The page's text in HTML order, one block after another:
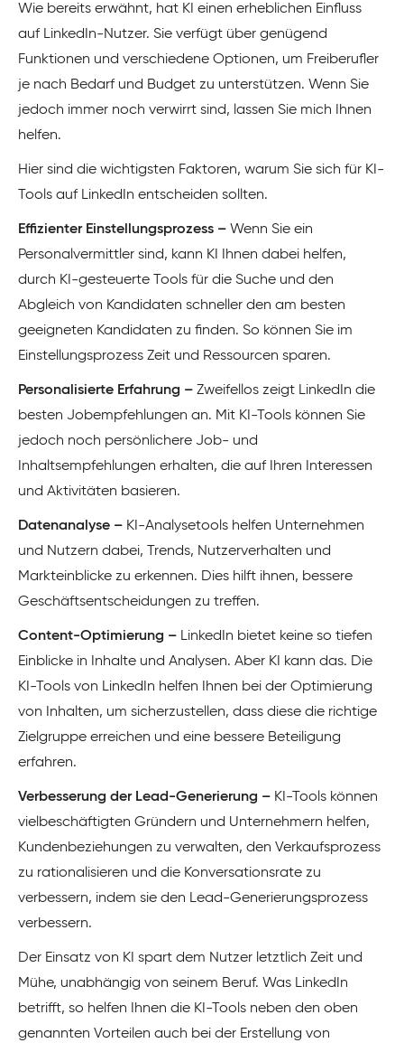
Wie bereits erwähnt, hat KI einen erheblichen Einfluss
auf LinkedIn-Nutzer. Sie verfügt über genügend
Funktionen und verschiedene Optionen, um Freiberufler
je nach Bedarf und Budget zu unterstützen. Wenn Sie
jedoch immer noch verwirrt sind, lassen Sie mich Ihnen
helfen.
Hier sind die wichtigsten Faktoren, warum Sie sich für KI-
Tools auf LinkedIn entscheiden sollten.
Effizienter Einstellungsprozess – Wenn Sie ein
Personalvermittler sind, kann KI Ihnen dabei helfen,
durch KI-gesteuerte Tools für die Suche und den
Abgleich von Kandidaten schneller den am besten
geeigneten Kandidaten zu finden. So können Sie im
Einstellungsprozess Zeit und Ressourcen sparen.
Personalisierte Erfahrung – Zweifellos zeigt LinkedIn die
besten Jobempfehlungen an. Mit KI-Tools können Sie
jedoch noch persönlichere Job- und
Inhaltsempfehlungen erhalten, die auf Ihren Interessen
und Aktivitäten basieren.
Datenanalyse – KI-Analysetools helfen Unternehmen
und Nutzern dabei, Trends, Nutzerverhalten und
Markteinblicke zu erkennen. Dies hilft ihnen, bessere
Geschäftsentscheidungen zu treffen.
Content-Optimierung – LinkedIn bietet keine so tiefen
Einblicke in Inhalte und Analysen. Aber KI kann das. Die
KI-Tools von LinkedIn helfen Ihnen bei der Optimierung
von Inhalten, um sicherzustellen, dass diese die richtige
Zielgruppe erreichen und eine bessere Beteiligung
erfahren.
Verbesserung der Lead-Generierung – KI-Tools können
vielbeschäftigten Gründern und Unternehmern helfen,
Kundenbeziehungen zu verwalten, den Verkaufsprozess
zu rationalisieren und die Konversationsrate zu
verbessern, indem sie den Lead-Generierungsprozess
verbessern.
Der Einsatz von KI spart dem Nutzer letztlich Zeit und
Mühe, unabhängig von seinem Beruf. Was LinkedIn
betrifft, so helfen Ihnen die KI-Tools neben den oben
genannten Vorteilen auch bei der Erstellung von